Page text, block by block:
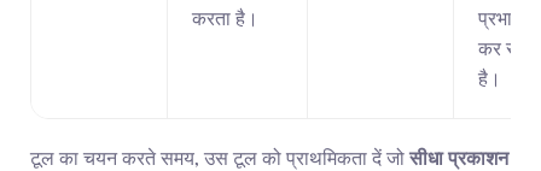
करता है।
प्रभावित
कर
है।
टूल का चयन करते समय, उस टूल को प्राथमिकता दें जो सीधा प्रकाशन